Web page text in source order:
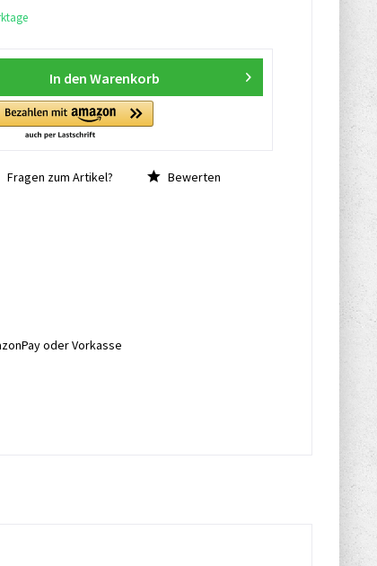
In den Warenkorb
Fragen zum Artikel? Bewerten
oder Vorkasse